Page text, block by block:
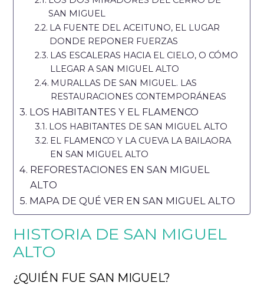
SAN MIGUEL
LA FUENTE DEL ACEITUNO, EL LUGAR
DONDE REPONER FUERZAS
LAS ESCALERAS HACIA EL CIELO, O CÓMO
LLEGAR A SAN MIGUEL ALTO
MURALLAS DE SAN MIGUEL. LAS
RESTAURACIONES CONTEMPORÁNEAS
LOS HABITANTES Y EL FLAMENCO
LOS HABITANTES DE SAN MIGUEL ALTO
EL FLAMENCO Y LA CUEVA LA BAILAORA
EN SAN MIGUEL ALTO
REFORESTACIONES EN SAN MIGUEL
ALTO
MAPA DE QUÉ VER EN SAN MIGUEL ALTO
HISTORIA DE SAN MIGUEL
ALTO
¿QUIÉN FUE SAN MIGUEL?